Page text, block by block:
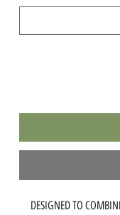
DESIGNED TO